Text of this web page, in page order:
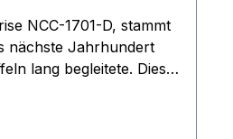
NCC-1701-D, stammt
nächste Jahrhundert
lang begleitete. Diese